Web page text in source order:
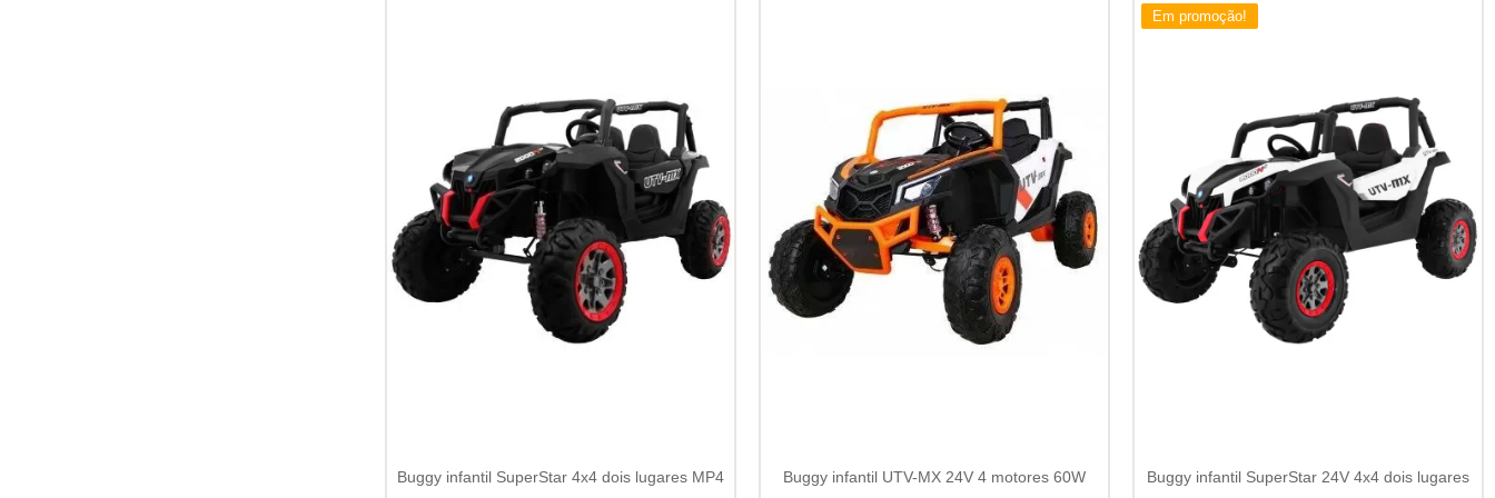
Buggy infantil SuperStar 4x4 dois lugares MP4 Buggy infantil UTV-MX 24V 4 motores 60W
Em promoção!
Buggy infantil SuperStar 24V 4x4 dois lugares